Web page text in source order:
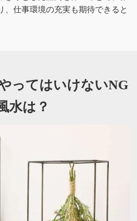
、仕事環境の充実も期待できると
ってはいけないNG
水は？